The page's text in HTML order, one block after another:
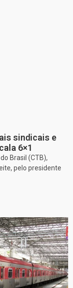
sindicais e
6×1
Brasil (CTB),
pelo presidente